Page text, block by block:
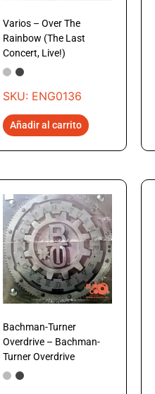
Varios – Over The
Rainbow (The Last
Concert, Live!)
SKU: ENG0136
Añadir al carrito
Bachman-Turner
Overdrive – Bachman-
Turner Overdrive